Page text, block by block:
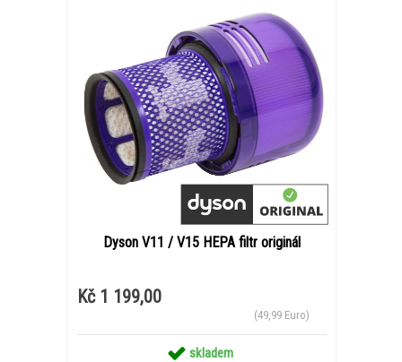
Dyson V11 / V15 HEPA filtr originál
Kč 1 199,00
(49,99 Euro)
skladem